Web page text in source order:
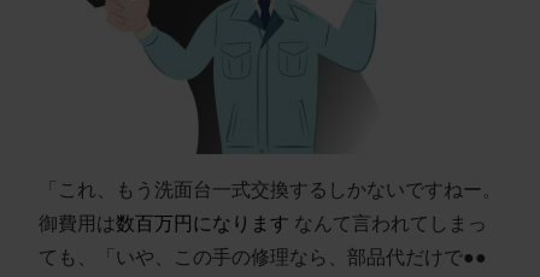
「これ、もう洗面台一式交換するしかないですねー。
御費用は数百万円になります なんて言われてしまっ
ても、「いや、この手の修理なら、部品代だけで●●